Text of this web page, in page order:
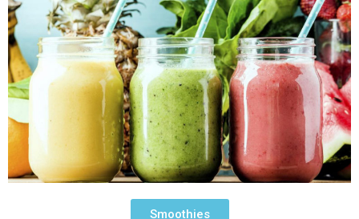
Smoothies